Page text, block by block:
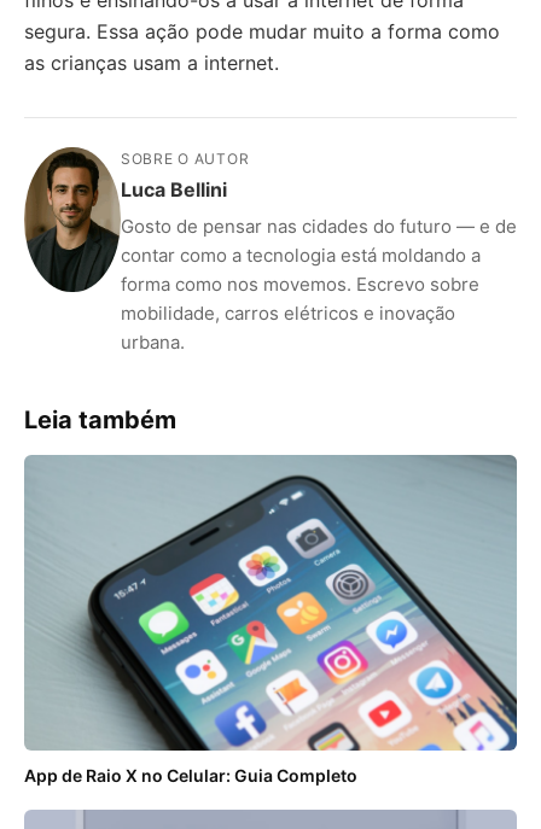
segura. Essa ação pode mudar muito a forma como
as crianças usam a internet.
SOBRE O AUTOR
Luca Bellini
Gosto de pensar nas cidades do futuro — e de
contar como a tecnologia está moldando a
forma como nos movemos. Escrevo sobre
mobilidade, carros elétricos e inovação
urbana.
Leia também
App de Raio X no Celular: Guia Completo